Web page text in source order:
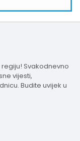
Svakodnevno
vijesti,
Budite uvijek u